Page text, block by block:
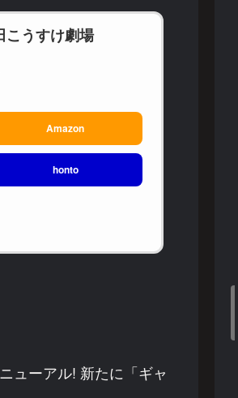
こうすけ劇場
Amazon
honto
ューアル! 新たに「ギャ